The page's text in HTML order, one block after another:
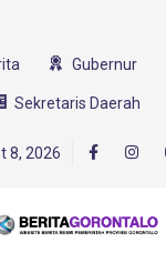
Gubernur
Sekretaris Daerah
8, 2026